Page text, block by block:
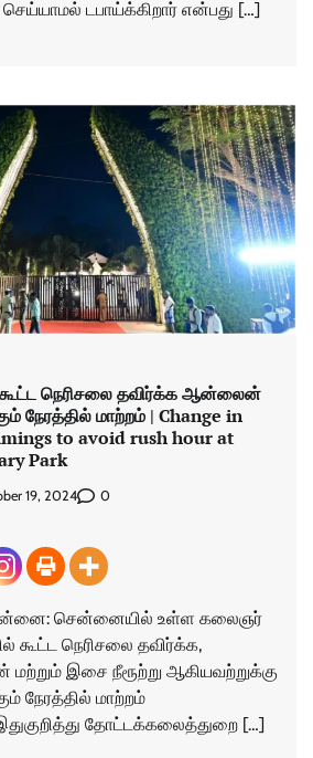
டபாய்க்கிறார் என்பது […]
நெரிசலை தவிர்க்க ஆன்லைன்
நேரத்தில் மாற்றம் | Change in
to avoid rush hour at
Park
19, 2024 0
சென்னையில் உள்ள கலைஞர்
கூட்ட நெரிசலை தவிர்க்க,
இசை நீரூற்று ஆகியவற்றுக்கு
நேரத்தில் மாற்றம்
தோட்டக்கலைத்துறை […]